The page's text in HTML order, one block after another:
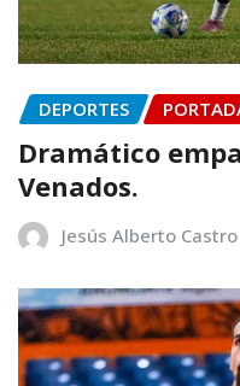
DEPORTES
Dramático
Venados.
Jesús Alberto Castro